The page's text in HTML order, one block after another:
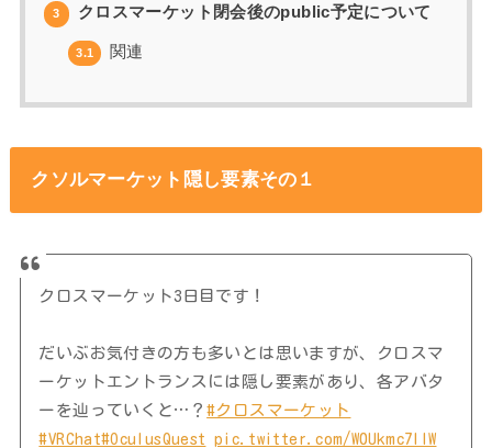
3 クロスマーケット閉会後のpublic予定について
3.1 関連
クソルマーケット隠し要素その１
クロスマーケット3日目です！
だいぶお気付きの方も多いとは思いますが、クロスマ
ーケットエントランスには隠し要素があり、各アバタ
ーを辿っていくと…？#クロスマーケット
#VRChat#OculusQuest pic.twitter.com/W0Ukmc7IlW